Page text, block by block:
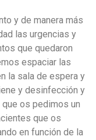
y de manera más
las urgencias y
que quedaron
espaciar las
la sala de espera y
y desinfección y
os pedimos un
que os
en función de la